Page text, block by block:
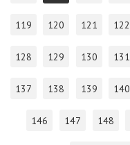
119 120 121 122
128 129 130 131
137 138 139 140
146 147 148